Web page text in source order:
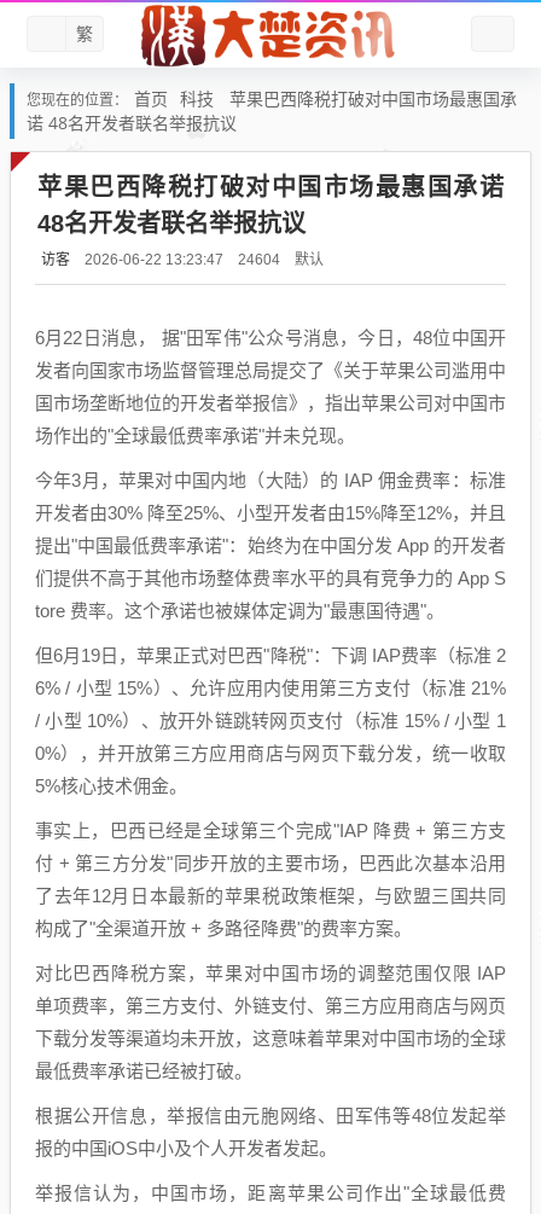
繁
您现在的位置： 首页 科技
苹果巴西降税打破对中国市场最惠国承
诺 48名开发者联名举报抗议
苹果巴西降税打破对中国市场最惠国承诺
48名开发者联名举报抗议
访客 2026-06-22 13:23:47 24604 默认
6月22日消息， 据"田军伟"公众号消息，今日，48位中国开
发者向国家市场监督管理总局提交了《关于苹果公司滥用中
国市场垄断地位的开发者举报信》，指出苹果公司对中国市
场作出的"全球最低费率承诺"并未兑现。
今年3月，苹果对中国内地（大陆）的 IAP 佣金费率：标准
开发者由30% 降至25%、小型开发者由15%降至12%，并且
提出"中国最低费率承诺"：始终为在中国分发 App 的开发者
们提供不高于其他市场整体费率水平的具有竞争力的 App S
tore 费率。这个承诺也被媒体定调为"最惠国待遇"。
但6月19日，苹果正式对巴西"降税"：下调 IAP费率（标准 2
6% / 小型 15%）、允许应用内使用第三方支付（标准 21%
/ 小型 10%）、放开外链跳转网页支付（标准 15% / 小型 1
0%），并开放第三方应用商店与网页下载分发，统一收取
5%核心技术佣金。
事实上，巴西已经是全球第三个完成"IAP 降费 + 第三方支
付 + 第三方分发"同步开放的主要市场，巴西此次基本沿用
了去年12月日本最新的苹果税政策框架，与欧盟三国共同
构成了"全渠道开放 + 多路径降费"的费率方案。
对比巴西降税方案，苹果对中国市场的调整范围仅限 IAP
单项费率，第三方支付、外链支付、第三方应用商店与网页
下载分发等渠道均未开放，这意味着苹果对中国市场的全球
最低费率承诺已经被打破。
根据公开信息，举报信由元胞网络、田军伟等48位发起举
报的中国iOS中小及个人开发者发起。
举报信认为，中国市场，距离苹果公司作出"全球最低费